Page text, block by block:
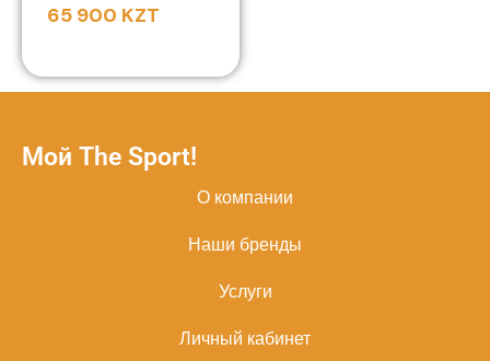
65 900 KZT
Мой The Sport!
О компании
Наши бренды
Услуги
Личный кабинет